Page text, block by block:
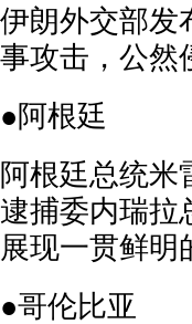
伊朗外交部发
事攻击，公然
●阿根廷
阿根廷总统米
逮捕委内瑞拉
展现一贯鲜明
●哥伦比亚